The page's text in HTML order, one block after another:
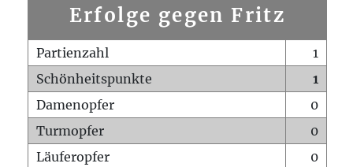
Erfolge gegen Fritz
Partienzahl
1
Schönheitspunkte
1
Damenopfer
0
Turmopfer
0
Läuferopfer
0